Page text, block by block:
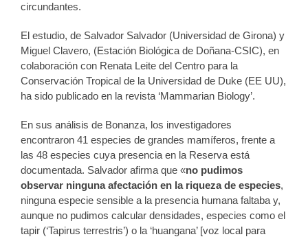
circundantes.
El estudio, de Salvador Salvador (Universidad de Girona) y
Miguel Clavero, (Estación Biológica de Doñana-CSIC), en
colaboración con Renata Leite del Centro para la
Conservación Tropical de la Universidad de Duke (EE UU),
ha sido publicado en la revista ‘Mammarian Biology’.
En sus análisis de Bonanza, los investigadores
encontraron 41 especies de grandes mamíferos, frente a
las 48 especies cuya presencia en la Reserva está
documentada. Salvador afirma que «no pudimos
observar ninguna afectación en la riqueza de especies,
ninguna especie sensible a la presencia humana faltaba y,
aunque no pudimos calcular densidades, especies como el
tapir (‘Tapirus terrestris’) o la ‘huangana’ [voz local para